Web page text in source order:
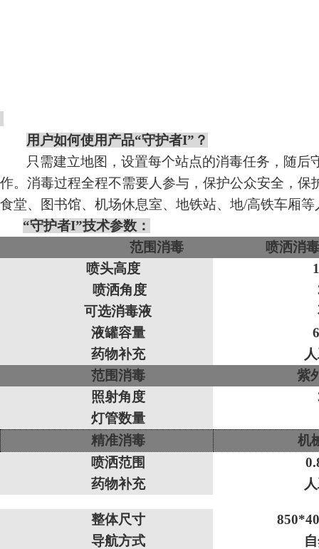
用户如何使用产品“守护者I”？
只需建立地图，设置每个站点的消毒任务，随后
作。消毒过程全程不需要人参与，保护公众安全，保
食堂、图书馆、机场休息室、地铁站、地/高铁车厢等
“守护者I”技术参数：
范围消毒 喷洒消毒
喷头高度
喷洒角度
可选消毒液
液罐容量
药物补充
范围消毒
紫
照射角度
灯管数量
精准消毒
机
喷洒范围
药物补充
整体尺寸
导航方式